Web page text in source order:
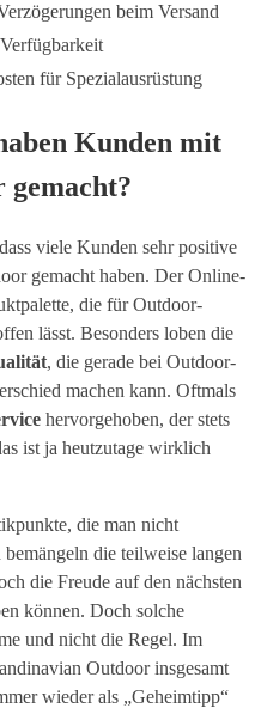
beim Versand
für Spezialausrüstung
Kunden mit
gemacht?
viele Kunden sehr positive
gemacht haben. Der Online-
die für Outdoor-
lässt. Besonders loben die
, die gerade bei Outdoor-
machen kann. Oftmals
hervorgehoben, der stets
ist ja heutzutage wirklich
die man nicht
die teilweise langen
die Freude auf den nächsten
können. Doch solche
und nicht die Regel. Im
Outdoor insgesamt
wieder als „Geheimtipp“